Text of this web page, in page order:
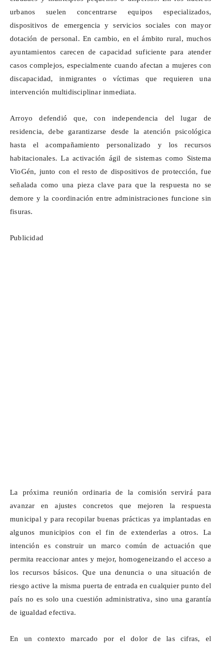
urbanos suelen concentrarse equipos especializados,
dispositivos de emergencia y servicios sociales con mayor
dotación de personal. En cambio, en el ámbito rural, muchos
ayuntamientos carecen de capacidad suficiente para atender
casos complejos, especialmente cuando afectan a mujeres con
discapacidad, inmigrantes o víctimas que requieren una
intervención multidisciplinar inmediata.
Arroyo defendió que, con independencia del lugar de
residencia, debe garantizarse desde la atención psicológica
hasta el acompañamiento personalizado y los recursos
habitacionales. La activación ágil de sistemas como Sistema
VioGén, junto con el resto de dispositivos de protección, fue
señalada como una pieza clave para que la respuesta no se
demore y la coordinación entre administraciones funcione sin
fisuras.
Publicidad
La próxima reunión ordinaria de la comisión servirá para
avanzar en ajustes concretos que mejoren la respuesta
municipal y para recopilar buenas prácticas ya implantadas en
algunos municipios con el fin de extenderlas a otros. La
intención es construir un marco común de actuación que
permita reaccionar antes y mejor, homogeneizando el acceso a
los recursos básicos. Que una denuncia o una situación de
riesgo active la misma puerta de entrada en cualquier punto del
país no es solo una cuestión administrativa, sino una garantía
de igualdad efectiva.
En un contexto marcado por el dolor de las cifras, el